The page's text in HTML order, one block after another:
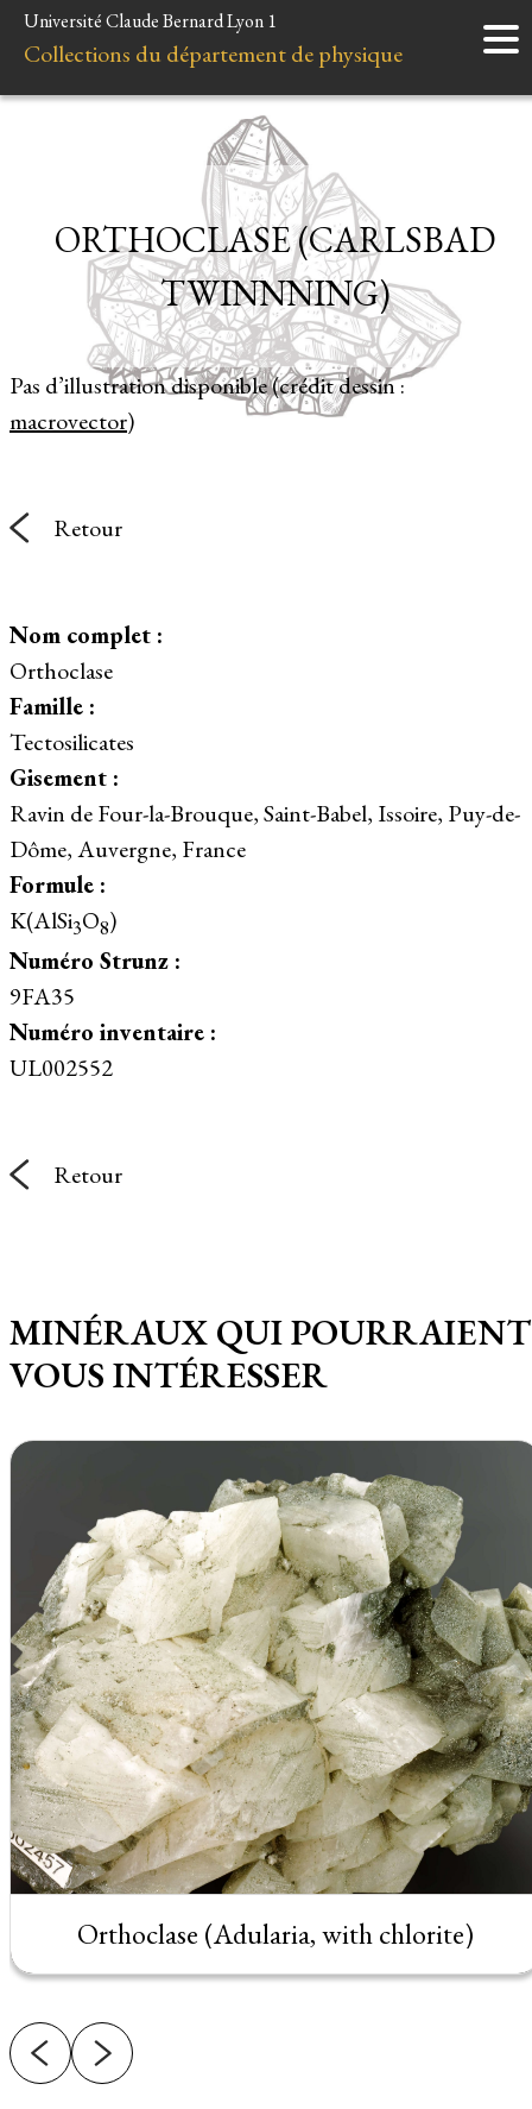
Accueil
Instruments
Liens et ressources
Université Claude Bernard Lyon 1
Collections du département de physique
Pas d’illustration disponible (crédit dessin :
macrovector)
ORTHOCLASE (CARLSBAD
TWINNNING)
Retour
Nom complet :
Orthoclase
Famille :
Tectosilicates
Gisement :
Ravin de Four-la-Brouque, Saint-Babel, Issoire, Puy-de-
Dôme, Auvergne, France
Formule :
K(AlSi3O8)
Numéro Strunz :
9FA35
Numéro inventaire :
UL002552
Retour
MINÉRAUX QUI POURRAIENT
VOUS INTÉRESSER
Orthoclase (Adularia, with chlorite)